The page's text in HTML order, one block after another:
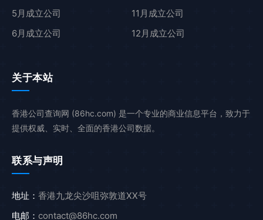
5月成立公司
6月成立公司
11月成立公司
12月成立公司
关于本站
香港公司查询网 (86hc.com) 是一个专业的商业信息平台，致力于
提供权威、实时、全面的香港公司数据。
联系与声明
地址： 香港九龙尖沙咀弥敦道XX号
电邮： contact@86hc.com